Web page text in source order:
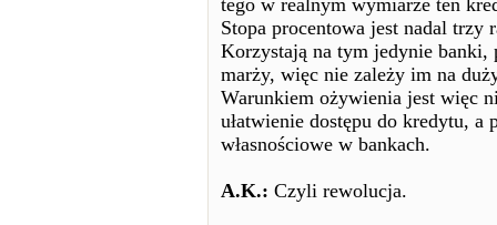
tego w realnym wymiarze ten
Stopa procentowa jest nadal
Korzystają na tym jedynie banki,
marży, więc nie zależy im na
Warunkiem ożywienia jest więc
ułatwienie dostępu do kredytu,
własnościowe w bankach.
A.K.: Czyli rewolucja.